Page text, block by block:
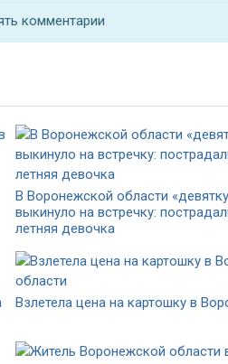
комментарии
В Воронежской области
выкинуло на встречку:
летняя девочка
Взлетела цена на картошку в